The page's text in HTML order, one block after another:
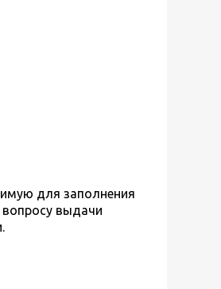
для заполнения
вопросу выдачи